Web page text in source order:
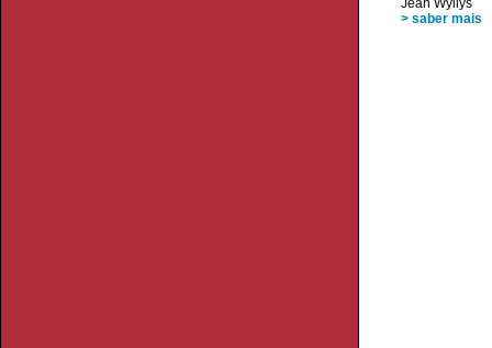
Jean Wyllys
> saber mais